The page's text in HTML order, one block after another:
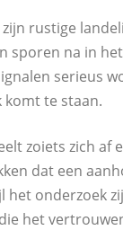
rustige
sporen na in
serieus
te staan.
zoiets zich af
dat een
onderzoek
het